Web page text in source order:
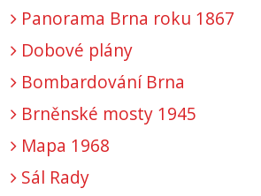
Panorama Brna roku 1867
Dobové plány
Bombardování Brna
Brněnské mosty 1945
Mapa 1968
Sál Rady